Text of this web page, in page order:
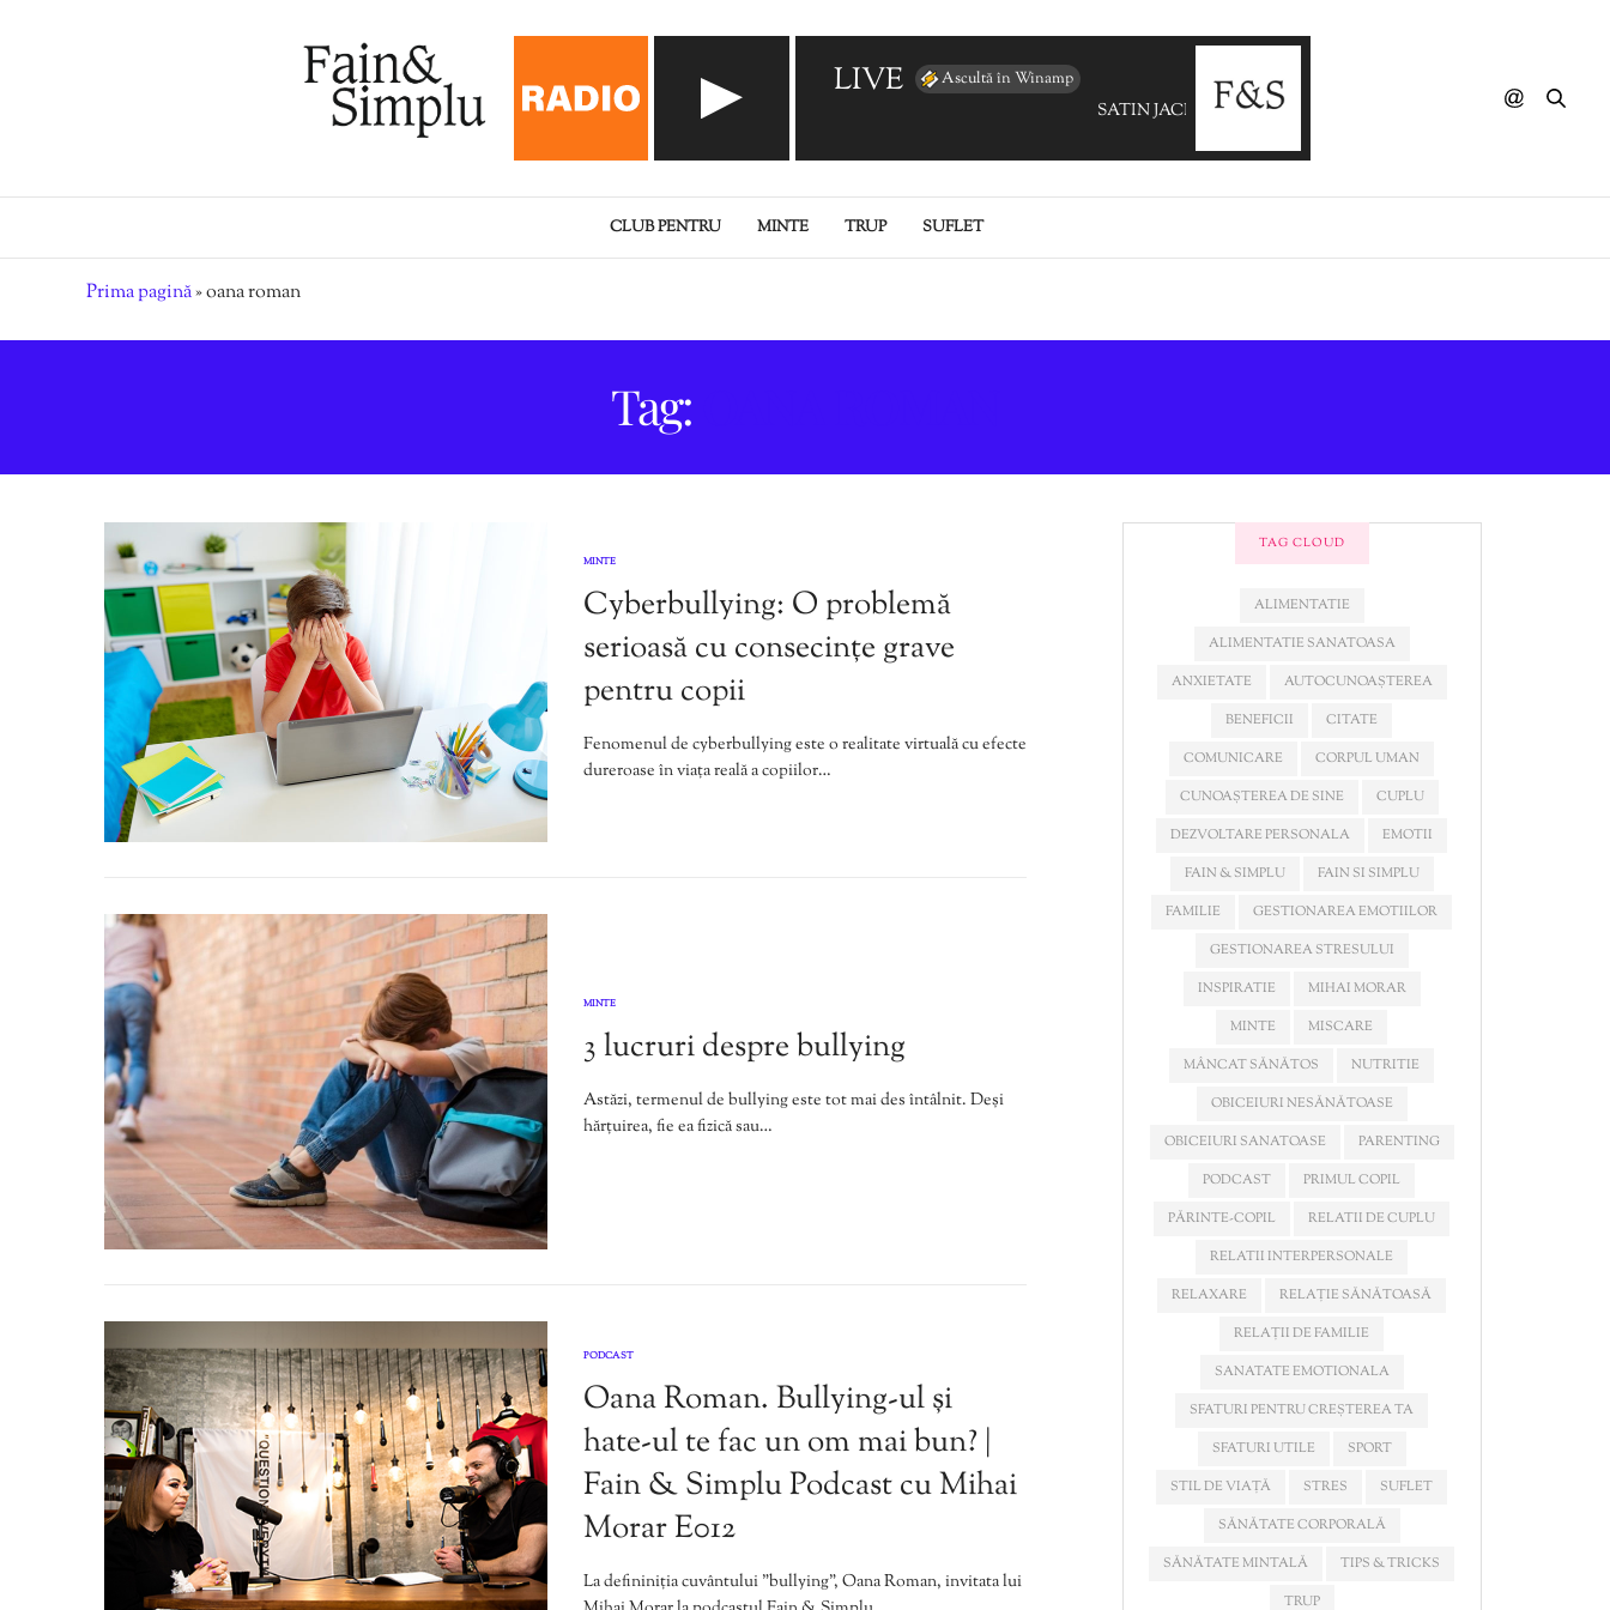
LIVE Ascultă în Winamp
SATIN JACKETS - Lost In Japan (NIYA WELLS)
CLUB PENTRU MINTE TRUP SUFLET
Prima pagină»oana roman
Tag:
MINTE
Cyberbullying: O problemă
serioasă cu consecințe grave
pentru copii
Fenomenul de cyberbullying este o realitate virtuală cu efecte
dureroase în viața reală a copiilor…
MINTE
3 lucruri despre bullying
Astăzi, termenul de bullying este tot mai des întâlnit. Deși
hărțuirea, fie ea fizică sau…
PODCAST
Oana Roman. Bullying-ul și
hate-ul te fac un om mai bun? |
Fain & Simplu Podcast cu Mihai
Morar E012
La defininiția cuvântului ”bullying”, Oana Roman, invitata lui
TAG CLOUD
ALIMENTATIE
ALIMENTATIE SANATOASA
ANXIETATE
AUTOCUNOAȘTEREA
BENEFICII
CITATE
COMUNICARE
CORPUL UMAN
CUNOAȘTEREA DE SINE
CUPLU
DEZVOLTARE PERSONALA
EMOTII
FAIN & SIMPLU
FAIN SI SIMPLU
FAMILIE
GESTIONAREA EMOTIILOR
GESTIONAREA STRESULUI
INSPIRATIE
MIHAI MORAR
MINTE
MISCARE
MÂNCAT SĂNĂTOS
NUTRITIE
OBICEIURI NESĂNĂTOASE
OBICEIURI SANATOASE
PARENTING
PODCAST
PRIMUL COPIL
PĂRINTE-COPIL
RELATII DE CUPLU
RELATII INTERPERSONALE
RELAXARE
RELAȚIE SĂNĂTOASĂ
RELAȚII DE FAMILIE
SANATATE EMOTIONALA
SFATURI PENTRU CREȘTEREA TA
SFATURI UTILE
SPORT
STIL DE VIAȚĂ
STRES
SUFLET
SĂNĂTATE CORPORALĂ
SĂNĂTATE MINTALĂ
TIPS & TRICKS
TRUP